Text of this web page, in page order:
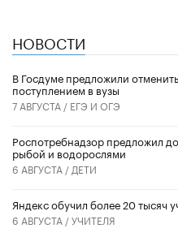
НОВОСТИ
В Госдуме предложили
поступлением в вузы
7 АВГУСТА / ЕГЭ И ОГЭ
Роспотребнадзор предложил
рыбой и водорослями
6 АВГУСТА / ДЕТИ
​Яндекс обучил более 20 тысяч
6 АВГУСТА /УЧИТЕЛЯ